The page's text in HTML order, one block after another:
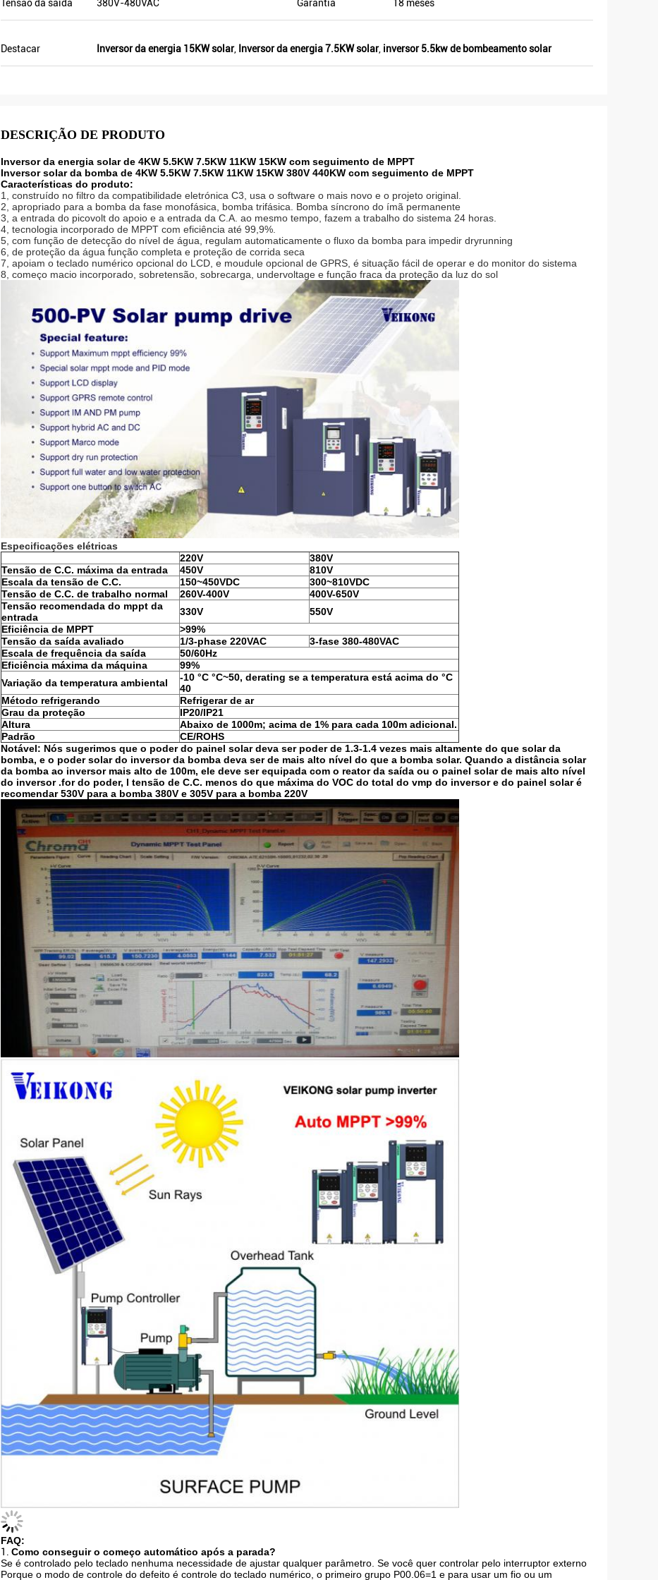
este ano, há mais de 8. Alguns deles
somente para vender Veikong!
Tensão da saída 380V-480VAC Garantia 18 meses
Destacar Inversor da energia 15KW solar, Inversor da energia 7.5KW solar, inversor 5.5kw de bombeamento solar
DESCRIÇÃO DE PRODUTO
Inversor da energia solar de 4KW 5.5KW 7.5KW 11KW 15KW com seguimento de MPPT
Inversor solar da bomba de 4KW 5.5KW 7.5KW 11KW 15KW 380V 440KW com seguimento de MPPT
Características do produto:
1, construído no filtro da compatibilidade eletrónica C3, usa o software o mais novo e o projeto original.
2, apropriado para a bomba da fase monofásica, bomba trifásica. Bomba síncrono do ímã permanente
3, a entrada do picovolt do apoio e a entrada da C.A. ao mesmo tempo, fazem a trabalho do sistema 24 horas.
4, tecnologia incorporado de MPPT com eficiência até 99,9%.
5, com função de detecção do nível de água, regulam automaticamente o fluxo da bomba para impedir dryrunning
6, de proteção da água função completa e proteção de corrida seca
7, apoiam o teclado numérico opcional do LCD, e moudule opcional de GPRS, é situação fácil de operar e do monitor do sistema
8, começo macio incorporado, sobretensão, sobrecarga, undervoltage e função fraca da proteção da luz do sol
Especificações elétricas
220V
380V
Tensão de C.C. máxima da entrada
450V
810V
Escala da tensão de C.C.
150~450VDC
300~810VDC
Tensão de C.C. de trabalho normal
260V-400V
400V-650V
Tensão recomendada do mppt da
entrada
330V
550V
Eficiência de MPPT
>99%
Tensão da saída avaliado
1/3-phase 220VAC
3-fase 380-480VAC
Escala de frequência da saída
50/60Hz
Eficiência máxima da máquina
99%
Variação da temperatura ambiental
-10 °C °C~50, derating se a temperatura está acima do °C
40
Método refrigerando
Refrigerar de ar
Grau da proteção
IP20/IP21
Altura
Abaixo de 1000m; acima de 1% para cada 100m adicional.
Padrão
CE/ROHS
Notável: Nós sugerimos que o poder do painel solar deva ser poder de 1.3-1.4 vezes mais altamente do que solar da
bomba, e o poder solar do inversor da bomba deva ser de mais alto nível do que a bomba solar. Quando a distância solar
da bomba ao inversor mais alto de 100m, ele deve ser equipada com o reator da saída ou o painel solar de mais alto nível
do inversor .for do poder, l tensão de C.C. menos do que máxima do VOC do total do vmp do inversor e do painel solar é
recomendar 530V para a bomba 380V e 305V para a bomba 220V
FAQ:
1. Como conseguir o começo automático após a parada?
Se é controlado pelo teclado nenhuma necessidade de ajustar qualquer parâmetro. Se você quer controlar pelo interruptor externo
Porque o modo de controle do defeito é controle do teclado numérico, o primeiro grupo P00.06=1 e para usar um fio ou um